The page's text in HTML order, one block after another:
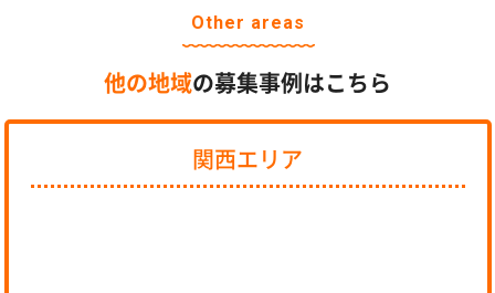
Other areas
他の地域の募集事例はこちら
関西エリア